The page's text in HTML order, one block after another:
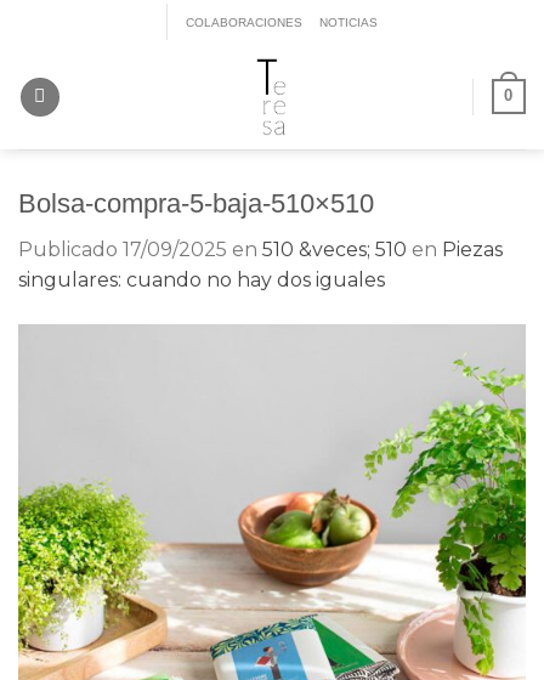
contenido
COLABORACIONES NOTICIAS
0
Bolsa-compra-5-baja-510×510
Publicado 17/09/2025 en 510 &veces; 510 en Piezas
singulares: cuando no hay dos iguales